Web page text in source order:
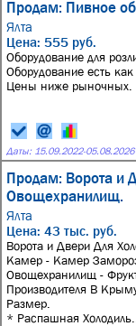
Продам: Пивное
Ялта
Цена: 555 руб.
Оборудование для
Оборудование есть
Цены ниже рыночных.
Даты: 15.09.2022-05.08.2026
Продам: Ворота и
Овощехранилищ.
Ялта
Цена: 43 тыс. руб.
Ворота и Двери Для
Камер - Камер
Овощехранилищ -
Производителя В
Размер.
* Распашная Холодиль...